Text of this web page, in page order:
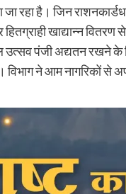
रहा है। जिन
खाद्यान्न वितरण
उत्सव पंजी अद्यतन रखने के
विभाग ने आम नागरिकों